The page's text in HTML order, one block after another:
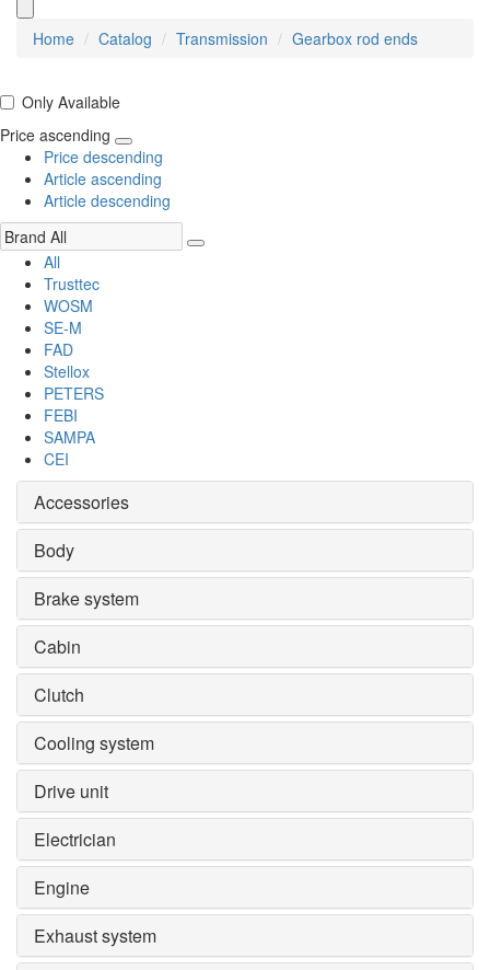
Home Catalog Transmission Gearbox rod ends
Only Available
Price ascending
Price descending
Article ascending
Article descending
All
Trusttec
WOSM
SE-M
FAD
Stellox
PETERS
FEBI
SAMPA
CEI
Accessories
Body
Brake system
Cabin
Clutch
Cooling system
Drive unit
Electrician
Engine
Exhaust system